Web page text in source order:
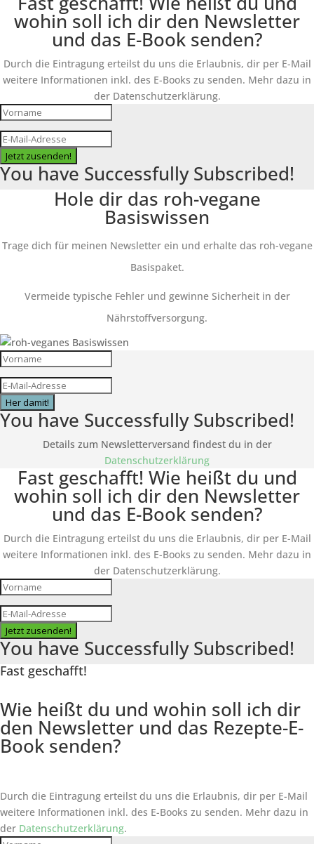
wohin soll ich dir den Newsletter
und das E-Book senden?
Durch die Eintragung erteilst du uns die Erlaubnis, dir per E-Mail
weitere Informationen inkl. des E-Books zu senden. Mehr dazu in
der Datenschutzerklärung.
Jetzt zusenden!
You have Successfully Subscribed!
Hole dir das roh-vegane
Basiswissen
Trage dich für meinen Newsletter ein und erhalte das roh-vegane
Basispaket.
Vermeide typische Fehler und gewinne Sicherheit in der
Nährstoffversorgung.
Her damit!
You have Successfully Subscribed!
Details zum Newsletterversand findest du in der
Datenschutzerklärung
Fast geschafft! Wie heißt du und
wohin soll ich dir den Newsletter
und das E-Book senden?
Durch die Eintragung erteilst du uns die Erlaubnis, dir per E-Mail
weitere Informationen inkl. des E-Books zu senden. Mehr dazu in
der Datenschutzerklärung.
Jetzt zusenden!
You have Successfully Subscribed!
Fast geschafft!
Wie heißt du und wohin soll ich dir
den Newsletter und das Rezepte-E-
Book senden?
Durch die Eintragung erteilst du uns die Erlaubnis, dir per E-Mail
weitere Informationen inkl. des E-Books zu senden. Mehr dazu in
der Datenschutzerklärung.